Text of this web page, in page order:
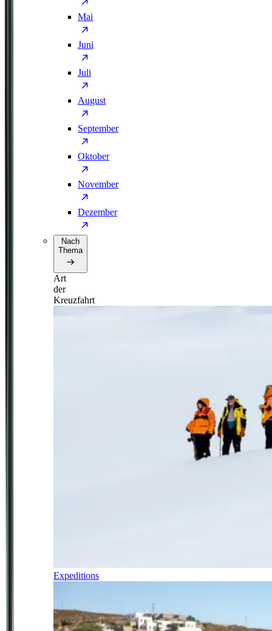
Mai
Juni
Juli
August
September
Oktober
November
Dezember
Nach
Thema
Art
der
Kreuzfahrt
Expeditions